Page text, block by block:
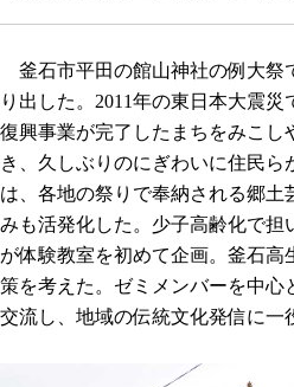
釜石市平田の館山神社の例大祭
り出した。2011年の東日本大震災
復興事業が完了したまちをみこし
き、久しぶりのにぎわいに住民
は、各地の祭りで奉納される郷土
みも活発化した。少子高齢化で担
が体験教室を初めて企画。釜石
策を考えた。ゼミメンバーを中心
交流し、地域の伝統文化発信に一